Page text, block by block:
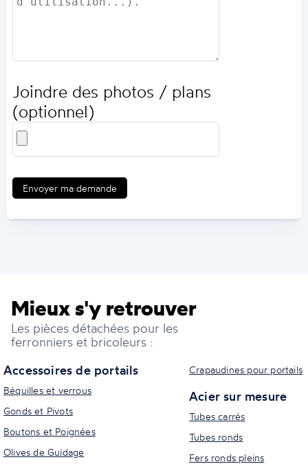
Joindre des photos / plans
(optionnel)
Envoyer ma demande
Mieux s'y retrouver
Les pièces détachées pour les
ferronniers et bricoleurs :
Accessoires de portails
Béquilles et verrous
Gonds et Pivots
Boutons et Poignées
Olives de Guidage
Crapaudines pour portails
Acier sur mesure
Tubes carrés
Tubes ronds
Fers ronds pleins